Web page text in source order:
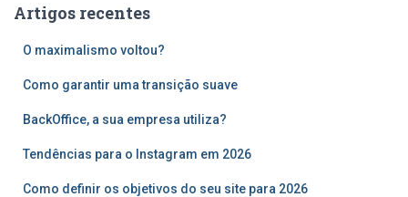
iArtigos recentes
O maximalismo voltou?
Como garantir uma transição suave
BackOffice, a sua empresa utiliza?
Tendências para o Instagram em 2026
Como definir os objetivos do seu site para 2026